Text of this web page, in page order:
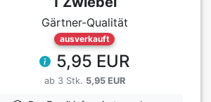
Gärtner-Qualität
ausverkauft
5,95 EUR
ab 3 Stk. 5,95 EUR